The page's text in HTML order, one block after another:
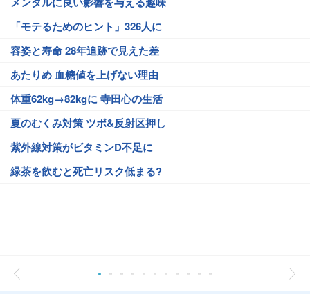
「モテるためのヒント」326人に
容姿と寿命 28年追跡で見えた差
あたりめ 血糖値を上げない理由
体重62kg→82kgに 寺田心の生活
夏のむくみ対策 ツボ&反射区押し
紫外線対策がビタミンD不足に
緑茶を飲むと死亡リスク低まる?